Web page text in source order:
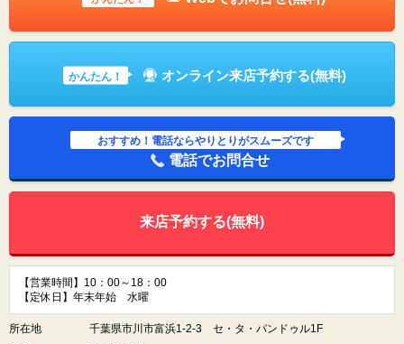
かんたん！ オンライン来店予約する(無料)
おすすめ！電話ならやりとりがスムーズです
電話でお問合せ
来店予約する(無料)
【営業時間】10：00～18：00
【定休日】年末年始 水曜
所在地
千葉県市川市富浜1-2-3 セ・タ・パンドゥル1F